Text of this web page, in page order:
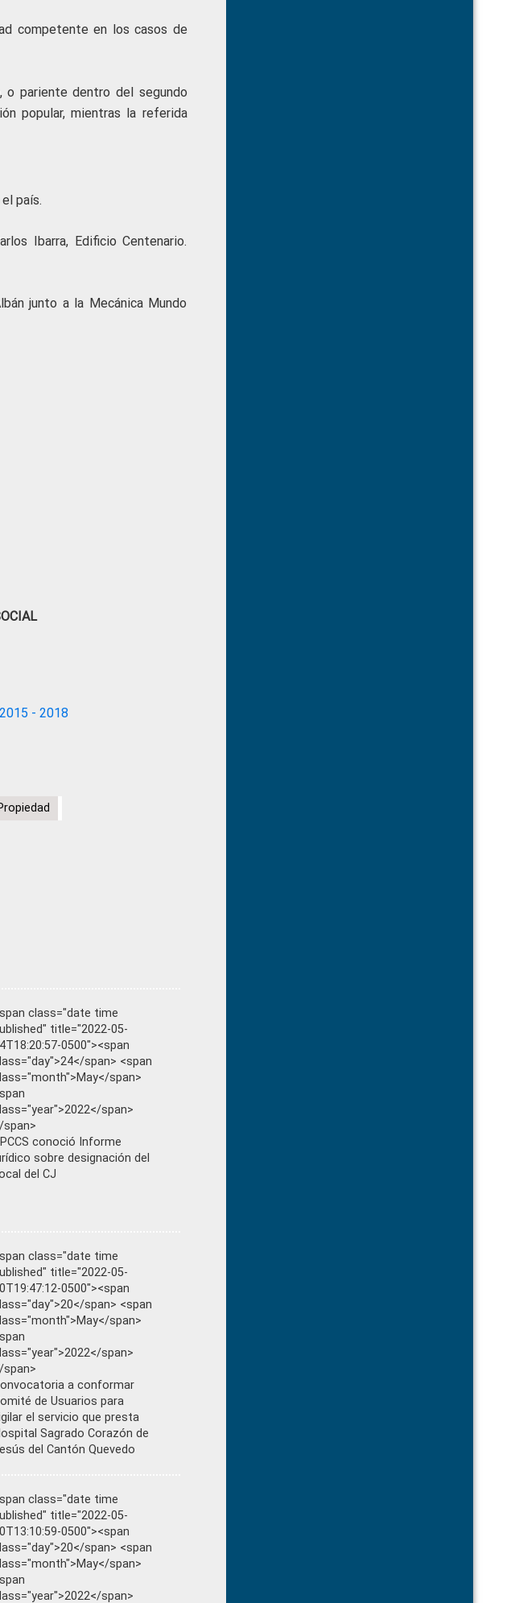
competente en los casos de
o pariente dentro del segundo
popular, mientras la referida
país.
Ibarra, Edificio Centenario.
junto a la Mecánica Mundo
- 2018
class="date time
title="2022-05-
0500"><span
span> <span
span>
span>
span>
conoció Informe
sobre designación del
del CJ
class="date time
title="2022-05-
0500"><span
span> <span
span>
span>
span>
a conformar
de Usuarios para
el servicio que presta
Sagrado Corazón de
del Cantón Quevedo
class="date time
title="2022-05-
0500"><span
span> <span
span>
span>